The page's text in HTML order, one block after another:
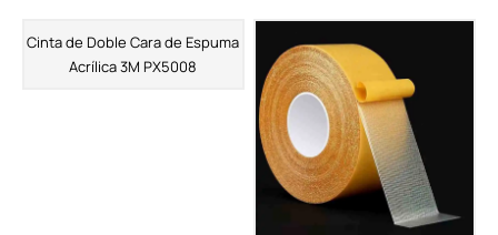
Cinta de Doble Cara de Espuma
Acrílica 3M PX5008